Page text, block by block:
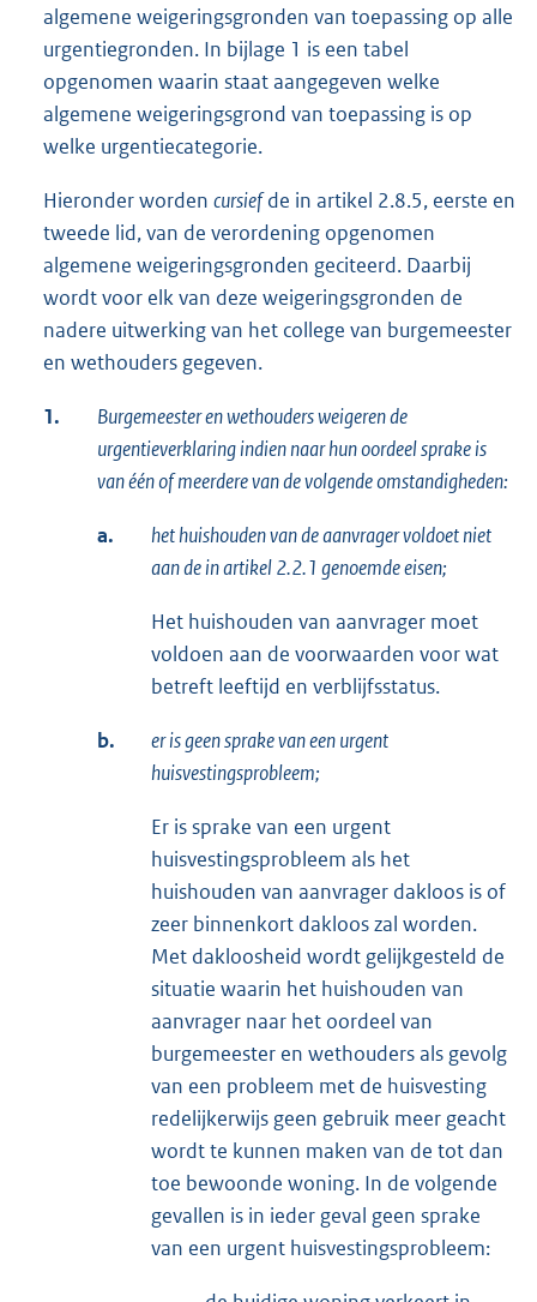
algemene weigeringsgronden van toepassing op alle
urgentiegronden. In bijlage 1 is een tabel
opgenomen waarin staat aangegeven welke
algemene weigeringsgrond van toepassing is op
welke urgentiecategorie.
Hieronder worden cursiefde in artikel 2.8.5, eerste en
tweede lid, van de verordening opgenomen
algemene weigeringsgronden geciteerd. Daarbij
wordt voor elk van deze weigeringsgronden de
nadere uitwerking van het college van burgemeester
en wethouders gegeven.
1.
Burgemeester en wethouders weigeren de
urgentieverklaring indien naar hun oordeel sprake is
van één of meerdere van de volgende omstandigheden:
a.
het huishouden van de aanvrager voldoet niet
aan de in artikel 2.2.1 genoemde eisen;
Het huishouden van aanvrager moet
voldoen aan de voorwaarden voor wat
betreft leeftijd en verblijfsstatus.
b.
er is geen sprake van een urgent
huisvestingsprobleem;
Er is sprake van een urgent
huisvestingsprobleem als het
huishouden van aanvrager dakloos is of
zeer binnenkort dakloos zal worden.
Met dakloosheid wordt gelijkgesteld de
situatie waarin het huishouden van
aanvrager naar het oordeel van
burgemeester en wethouders als gevolg
van een probleem met de huisvesting
redelijkerwijs geen gebruik meer geacht
wordt te kunnen maken van de tot dan
toe bewoonde woning. In de volgende
gevallen is in ieder geval geen sprake
van een urgent huisvestingsprobleem: